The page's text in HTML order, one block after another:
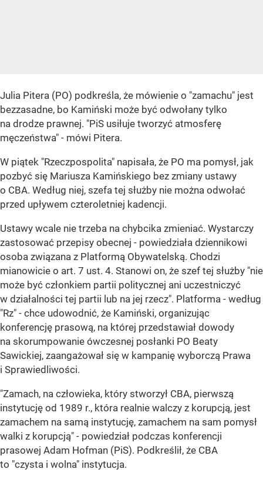
Julia Pitera (PO) podkreśla, że mówienie o "zamachu" jest
bezzasadne, bo Kamiński może być odwołany tylko
na drodze prawnej. "PiS usiłuje tworzyć atmosferę
męczeństwa" - mówi Pitera.
W piątek "Rzeczpospolita" napisała, że PO ma pomysł, jak
pozbyć się Mariusza Kamińskiego bez zmiany ustawy
o CBA. Według niej, szefa tej służby nie można odwołać
przed upływem czteroletniej kadencji.
Ustawy wcale nie trzeba na chybcika zmieniać. Wystarczy
zastosować przepisy obecnej - powiedziała dziennikowi
osoba związana z Platformą Obywatelską. Chodzi
mianowicie o art. 7 ust. 4. Stanowi on, że szef tej służby "nie
może być członkiem partii politycznej ani uczestniczyć
w działalności tej partii lub na jej rzecz". Platforma - według
"Rz" - chce udowodnić, że Kamiński, organizując
konferencję prasową, na której przedstawiał dowody
na skorumpowanie ówczesnej posłanki PO Beaty
Sawickiej, zaangażował się w kampanię wyborczą Prawa
i Sprawiedliwości.
"Zamach, na człowieka, który stworzył CBA, pierwszą
instytucję od 1989 r., która realnie walczy z korupcją, jest
zamachem na samą instytucję, zamachem na sam pomysł
walki z korupcją" - powiedział podczas konferencji
prasowej Adam Hofman (PiS). Podkreślił, że CBA
to "czysta i wolna" instytucja.